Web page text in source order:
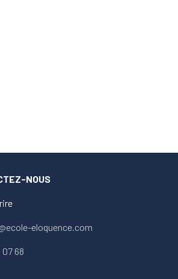
NOUS
eloquence.com
68